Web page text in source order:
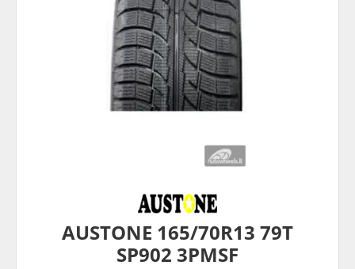
AUSTONE 165/70R13 79T
SP902 3PMSF